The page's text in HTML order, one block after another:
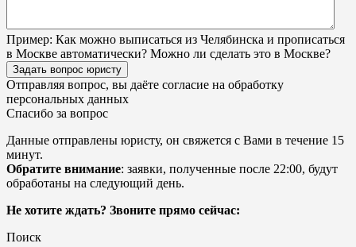
Пример: Как можно выписаться из Челябинска и прописаться
в Москве автоматически? Можно ли сделать это в Москве?
Задать вопрос юристу
Отправляя вопрос, вы даёте согласие на обработку
персональных данных
Спасибо за вопрос
Данные отправлены юристу, он свяжется с Вами в течение 15
минут.
Обратите внимание: заявки, полученные после 22:00, будут
обработаны на следующий день.
Не хотите ждать? Звоните прямо сейчас:
Поиск